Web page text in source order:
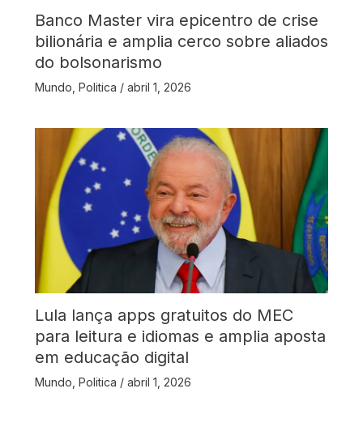
Banco Master vira epicentro de crise
bilionária e amplia cerco sobre aliados
do bolsonarismo
Mundo Politica / abril 1, 2026
Lula lança apps gratuitos do MEC
para leitura e idiomas e amplia aposta
em educação digital
Mundo, Politica / abril 1, 2026